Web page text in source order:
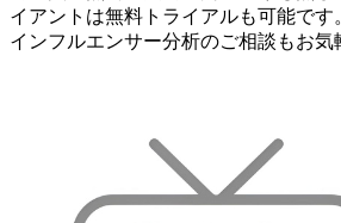
イアントは無料トライアルも可能で
インフルエンサー分析のご相談もお気